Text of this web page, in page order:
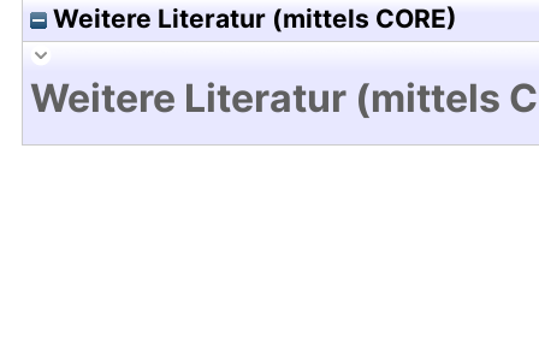
Weitere Literatur (mittels CORE)
Weitere Literatur (mittels